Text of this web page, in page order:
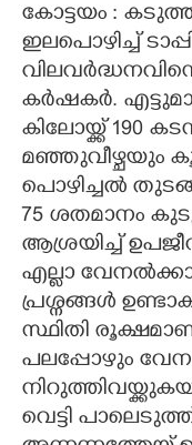
CARTOONS
LITERATURE
ZOOM
CONTACT US
കോട്ടയം :
ഇലപൊഴിച്ച്
കർഷകർ.
കിലോയ്ക്ക് 190
മഞ്ഞുവീഴ്ചയും
പൊഴിച്ചൽ
75 ശതമാനം
ആശ്രയിച്ച്
എല്ലാ
പ്രശ്നങ്ങൾ
സ്ഥിതി
പലപ്പോഴും
വെട്ടി